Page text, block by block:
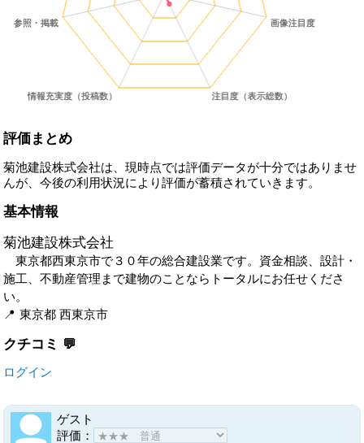
評価まとめ
菊池建設株式会社は、現時点では評価データが十分ではありませ
んが、今後の利用状況により評価が蓄積されていきます。
基本情報
菊池建設株式会社
東京都西東京市で３０年の総合建設業です。資金相談、設計・
施工、不動産管理まで建物のことならトータルにお任せくださ
い。
東京都西東京市
クチコミ
ログイン
ゲスト
評価：